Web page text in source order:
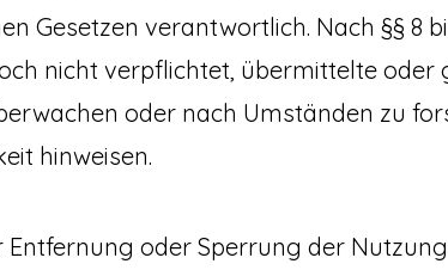
Gesetzen verantwortlich. Nach §§ 8
nicht verpflichtet, übermittelte oder
oder nach Umständen zu
hinweisen.
oder Sperrung der